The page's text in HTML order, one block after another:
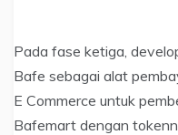
Pada fase ketiga,
Bafe sebagai alat
E Commerce untuk
Bafemart dengan